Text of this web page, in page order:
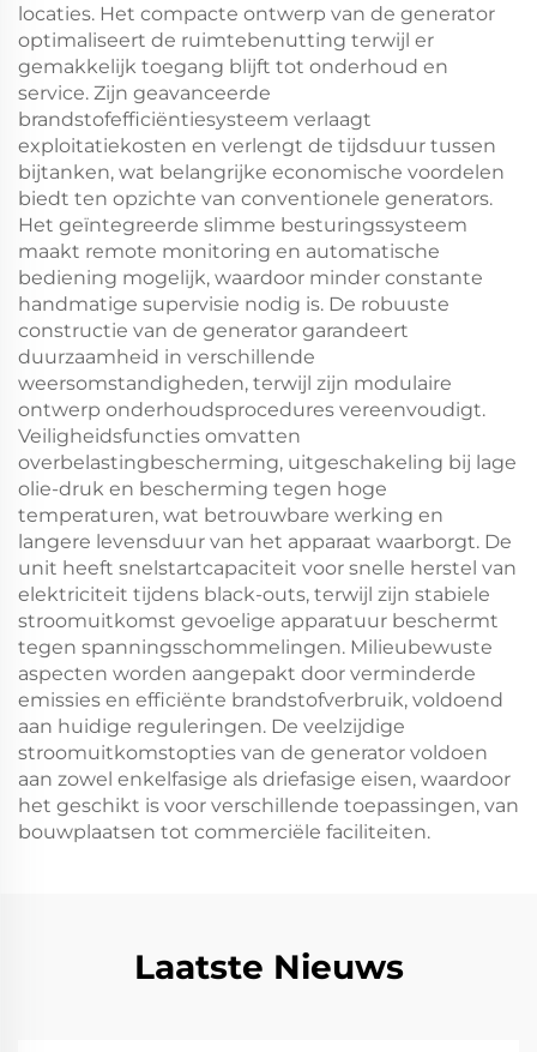
locaties. Het compacte ontwerp van de generator
optimaliseert de ruimtebenutting terwijl er
gemakkelijk toegang blijft tot onderhoud en
service. Zijn geavanceerde
brandstofefficiëntiesysteem verlaagt
exploitatiekosten en verlengt de tijdsduur tussen
bijtanken, wat belangrijke economische voordelen
biedt ten opzichte van conventionele generators.
Het geïntegreerde slimme besturingssysteem
maakt remote monitoring en automatische
bediening mogelijk, waardoor minder constante
handmatige supervisie nodig is. De robuuste
constructie van de generator garandeert
duurzaamheid in verschillende
weersomstandigheden, terwijl zijn modulaire
ontwerp onderhoudsprocedures vereenvoudigt.
Veiligheidsfuncties omvatten
overbelastingbescherming, uitgeschakeling bij lage
olie-druk en bescherming tegen hoge
temperaturen, wat betrouwbare werking en
langere levensduur van het apparaat waarborgt. De
unit heeft snelstartcapaciteit voor snelle herstel van
elektriciteit tijdens black-outs, terwijl zijn stabiele
stroomuitkomst gevoelige apparatuur beschermt
tegen spanningsschommelingen. Milieubewuste
aspecten worden aangepakt door verminderde
emissies en efficiënte brandstofverbruik, voldoend
aan huidige reguleringen. De veelzijdige
stroomuitkomstopties van de generator voldoen
aan zowel enkelfasige als driefasige eisen, waardoor
het geschikt is voor verschillende toepassingen, van
bouwplaatsen tot commerciële faciliteiten.
Laatste Nieuws